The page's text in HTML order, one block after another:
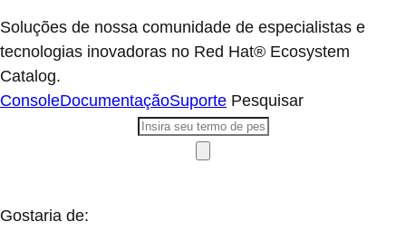
Soluções de nossa comunidade de especialistas e
tecnologias inovadoras no Red Hat® Ecosystem
Catalog.
ConsoleDocumentaçãoSuporte Pesquisar
Gostaria de: